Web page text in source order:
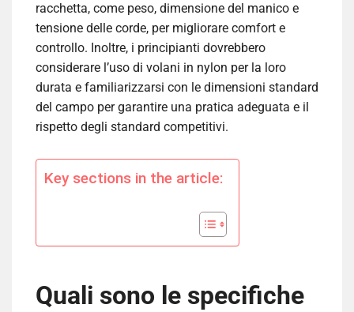
racchetta, come peso, dimensione del manico e
tensione delle corde, per migliorare comfort e
controllo. Inoltre, i principianti dovrebbero
considerare l’uso di volani in nylon per la loro
durata e familiarizzarsi con le dimensioni standard
del campo per garantire una pratica adeguata e il
rispetto degli standard competitivi.
Key sections in the article:
Quali sono le specifiche